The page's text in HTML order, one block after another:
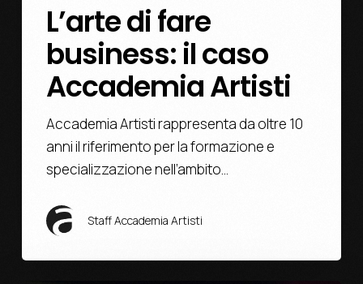
L’arte di fare
business: il caso
Accademia Artisti
Accademia Artisti rappresenta da oltre 10
anni il riferimento per la formazione e
specializzazione nell’ambito…
Staff Accademia Artisti